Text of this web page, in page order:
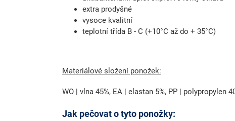
extra prodyšné
vysoce kvalitní
teplotní třída B - C (+10°C až do + 35°C)
Materiálové složení ponožek:
WO | vlna 45%, EA | elastan 5%, PP | polypropylen
Jak pečovat o tyto ponožky: